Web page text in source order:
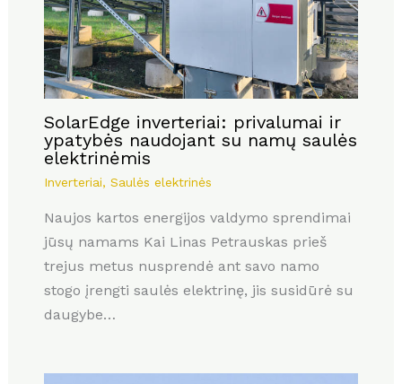
SolarEdge inverteriai: privalumai ir
ypatybės naudojant su namų saulės
elektrinėmis
Inverteriai, Saulės elektrinės
Naujos kartos energijos valdymo sprendimai
jūsų namams Kai Linas Petrauskas prieš
trejus metus nusprendė ant savo namo
stogo įrengti saulės elektrinę, jis susidūrė su
daugybe…